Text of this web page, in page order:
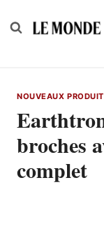
to
NOUVEAUX
broches
complet